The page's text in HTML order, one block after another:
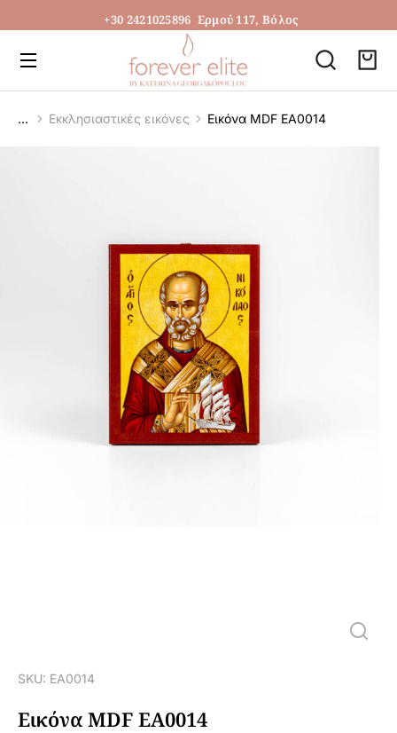
+30 2421025896 Ερμού 117, Βόλος
You are here:
Εκκλησιαστικές εικόνες Εικόνα MDF ΕΑ0014
SKU: ΕΑ0014
Εικόνα MDF ΕΑ0014